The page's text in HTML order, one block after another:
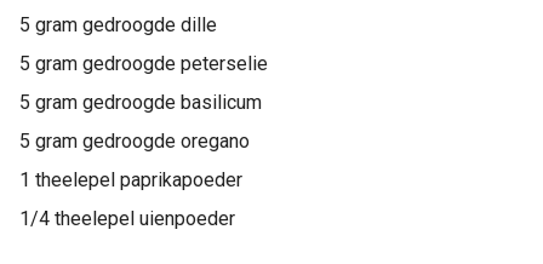
5 gram gedroogde dille
5 gram gedroogde peterselie
5 gram gedroogde basilicum
5 gram gedroogde oregano
1 theelepel paprikapoeder
1/4 theelepel uienpoeder